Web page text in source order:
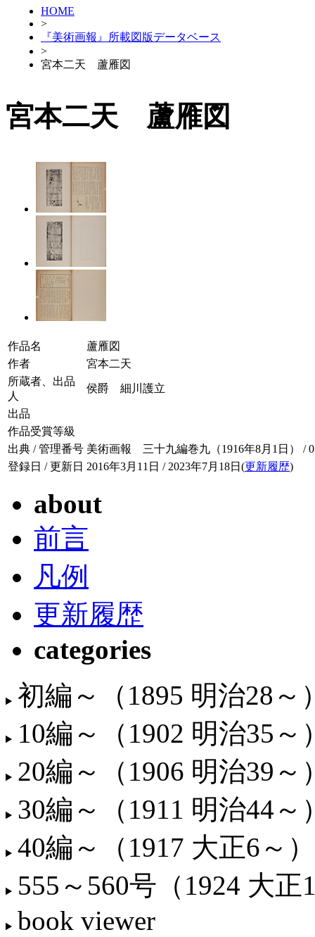
HOME
>
『美術画報』所載図版データベース
>
宮本二天 蘆雁図
宮本二天 蘆雁図
作品名
蘆雁図
作者
宮本二天
所蔵者、出品
人
侯爵 細川護立
出品
作品受賞等級
出典 / 管理番号 美術画報 三十九編巻九（1916年8月1日） /
登録日 / 更新日 2016年3月11日 / 2023年7月18日(更新履歴)
about
前言
凡例
更新履歴
categories
初編～（1895 明治28～
10編～（1902 明治35～
20編～（1906 明治39～
30編～（1911 明治44～
40編～（1917 大正6～）
555～560号（1924 大正
book viewer